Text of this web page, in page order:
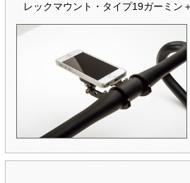
レックマウント・タイプ19ガーミン